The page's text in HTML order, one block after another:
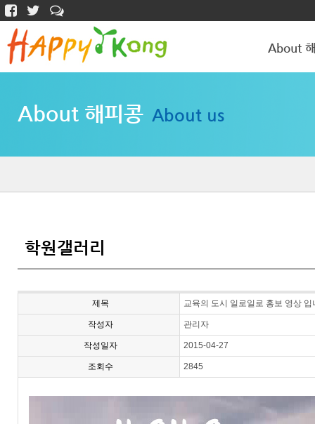
About
About 해피콩 About us
학원갤러리
제목 교육의 도시 일로일로 홍보 영상 입
작성자 관리자
작성일자 2015-04-27
조회수 2845